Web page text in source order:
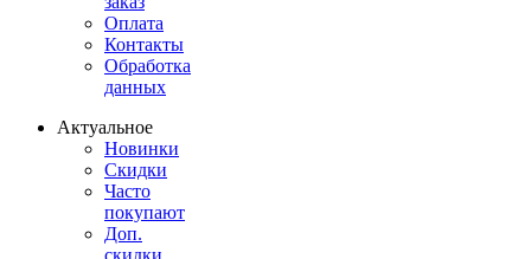
Оплата
Контакты
Обработка
данных
Актуальное
Новинки
Скидки
Часто
покупают
Доп.
скидки